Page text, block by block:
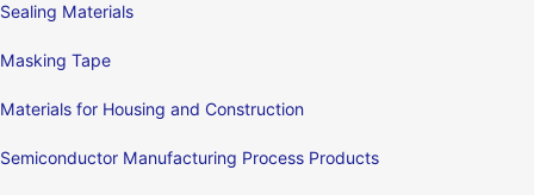
Sealing Materials
Masking Tape
Materials for Housing and Construction
Semiconductor Manufacturing Process Products